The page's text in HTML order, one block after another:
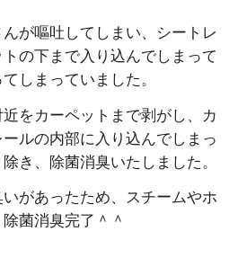
が嘔吐してしまい、シートレ
の下まで入り込んでしまって
しまっていました。
をカーペットまで剥がし、カ
ルの内部に入り込んでしまっ
き、除菌消臭いたしました。
があったため、スチームやホ
菌消臭完了＾＾